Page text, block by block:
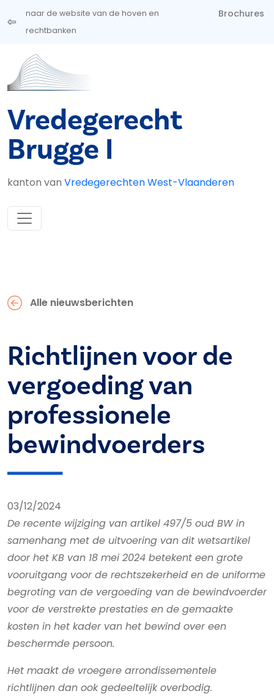
Overslaan en naar de inhoud gaan
naar de website van de hoven en
rechtbanken
Brochures
Vredegerecht
Brugge I
kanton van Vredegerechten West-Vlaanderen
Alle nieuwsberichten
Richtlijnen voor de
vergoeding van
professionele
bewindvoerders
03/12/2024
De recente wijziging van artikel 497/5 oud BW in
samenhang met de uitvoering van dit wetsartikel
door het KB van 18 mei 2024 betekent een grote
vooruitgang voor de rechtszekerheid en de uniforme
begroting van de vergoeding van de bewindvoerder
voor de verstrekte prestaties en de gemaakte
kosten in het kader van het bewind over een
beschermde persoon.
Het maakt de vroegere arrondissementele
richtlijnen dan ook gedeeltelijk overbodig.